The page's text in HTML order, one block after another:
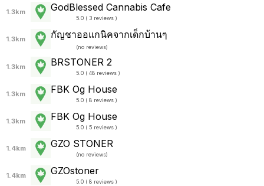
1.3km GodBlessed Cannabis Cafe
5.0 ( 3 reviews )
1.3km กัญชาออแกนิคจากเด็กบ้านๆ
(no reviews)
1.3km BRSTONER 2
5.0 ( 48 reviews )
1.3km FBK Og House
5.0 ( 8 reviews )
1.3km FBK Og House
5.0 ( 5 reviews )
1.4km GZO STONER
(no reviews)
1.4km GZOstoner
5.0 ( 8 reviews )